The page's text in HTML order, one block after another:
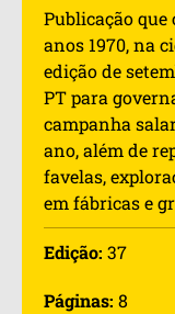
Publicação
anos 1970, na
edição de
PT para
campanha
ano, além de
favelas,
em fábricas e
Edição: 37
Páginas: 8